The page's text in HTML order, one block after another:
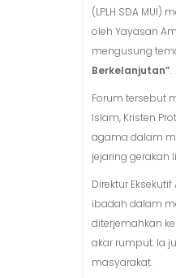
(LPLH SDA MUI)
oleh Yayasan
mengusung
Berkelanjutan”.
Forum tersebut
Islam, Kristen
agama dalam
jejaring gerakan
Direktur
ibadah dalam
diterjemahkan
akar rumput. Ia
masyarakat.